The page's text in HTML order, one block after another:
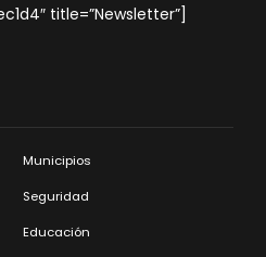
title=”Newsletter”]
Municipios
Seguridad
Educación